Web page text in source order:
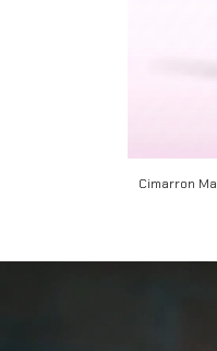
Cimarron